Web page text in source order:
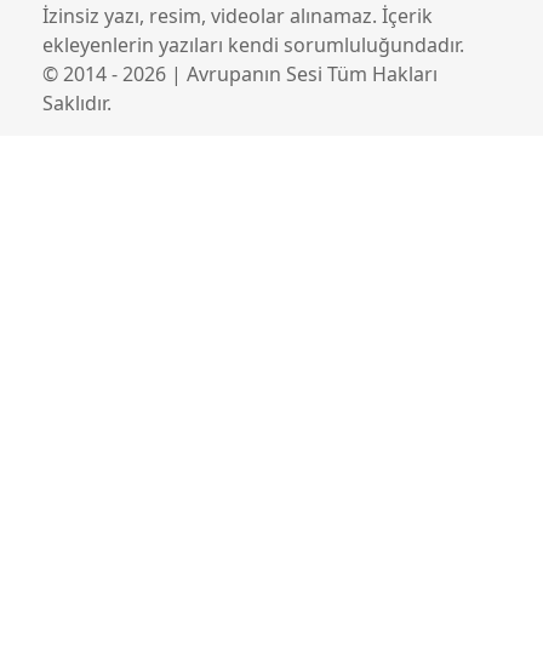
İzinsiz yazı, resim, videolar alınamaz. İçerik
ekleyenlerin yazıları kendi sorumluluğundadır.
© 2014 - 2026 | Avrupanın Sesi Tüm Hakları
Saklıdır.